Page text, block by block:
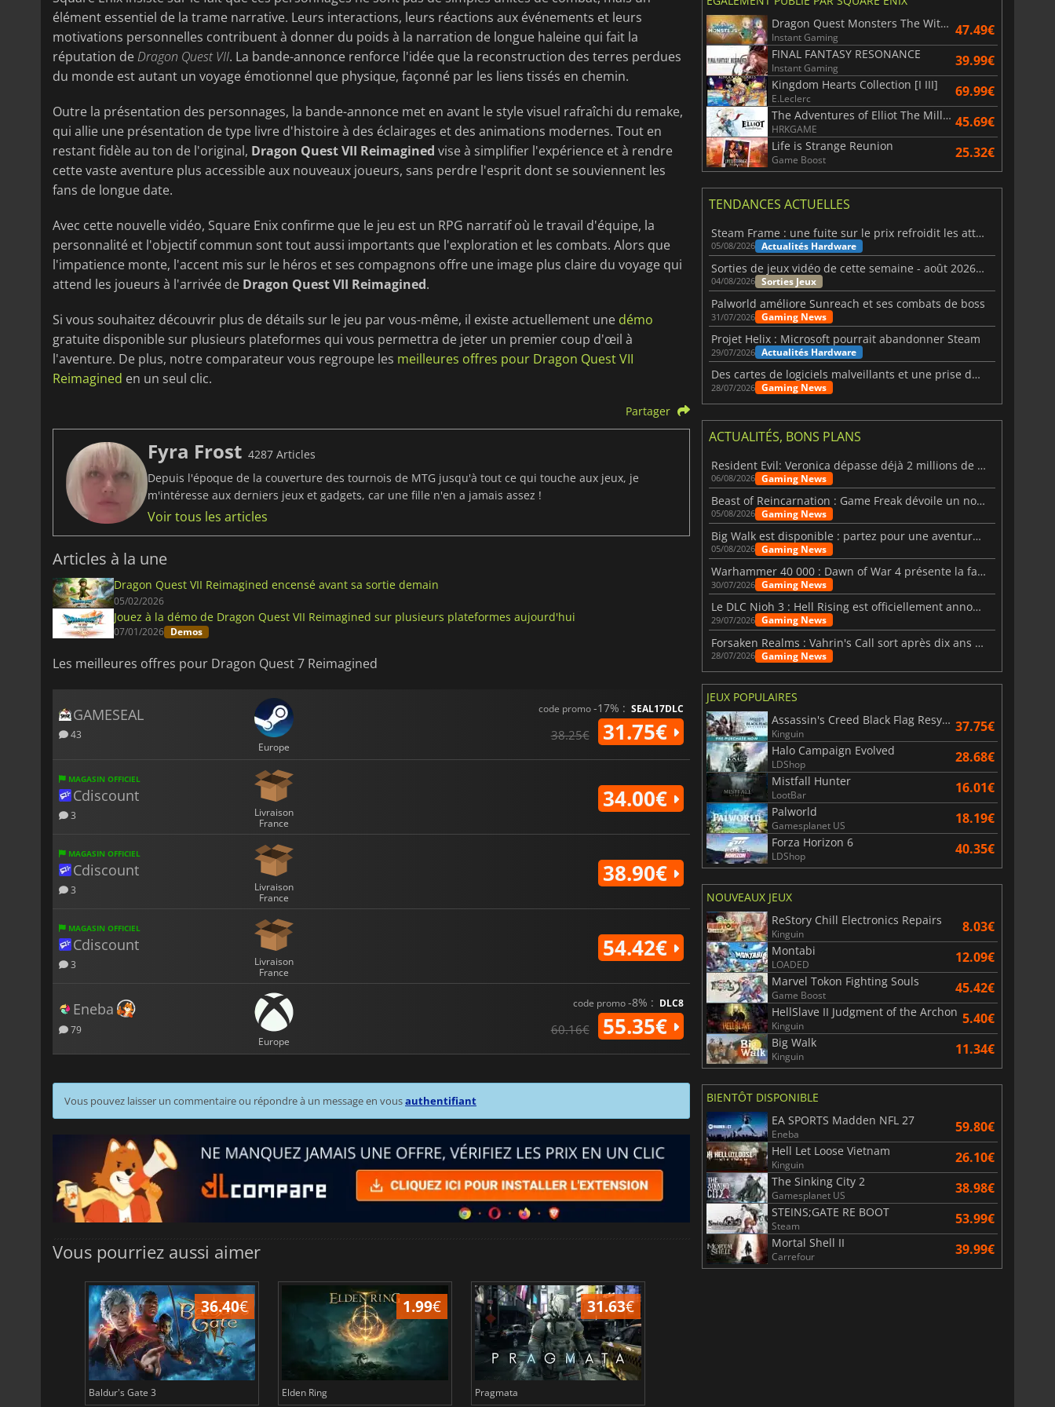
élément essentiel de la trame narrative. Leurs interactions, leurs réactions aux événements et leurs
motivations personnelles contribuent à donner du poids à la narration de longue haleine qui fait la
réputation deDragon Quest VII. La bande-annonce renforce l'idée que la reconstruction des terres perdues
du monde est autant un voyage émotionnel que physique, façonné par les liens tissés en chemin.
Outre la présentation des personnages, la bande-annonce met en avant le style visuel rafraîchi du remake,
qui allie une présentation de type livre d'histoire à des éclairages et des animations modernes. Tout en
restant fidèle au ton de l'original, Dragon Quest VII Reimagined vise à simplifier l'expérience et à rendre
cette vaste aventure plus accessible aux nouveaux joueurs, sans perdre l'esprit dont se souviennent les
fans de longue date.
Avec cette nouvelle vidéo, Square Enix confirme que le jeu est un RPG narratif où le travail d'équipe, la
personnalité et l'objectif commun sont tout aussi importants que l'exploration et les combats. Alors que
l'impatience monte, l'accent mis sur le héros et ses compagnons offre une image plus claire du voyage qui
attend les joueurs à l'arrivée de Dragon Quest VII Reimagined.
Si vous souhaitez découvrir plus de détails sur le jeu par vous-même, il existe actuellement une démo
gratuite disponible sur plusieurs plateformes qui vous permettra de jeter un premier coup d'œil à
l'aventure. De plus, notre comparateur vous regroupe les meilleures offres pour Dragon Quest VII
Reimagined en un seul clic.
Partager
Fyra Frost 4287 Articles
Depuis l'époque de la couverture des tournois de MTG jusqu'à tout ce qui touche aux jeux, je
m'intéresse aux derniers jeux et gadgets, car une fille n'en a jamais assez !
Voir tous les articles
Articles à la une
Dragon Quest VII Reimagined encensé avant sa sortie demain
05/02/2026
Jouez à la démo de Dragon Quest VII Reimagined sur plusieurs plateformes aujourd'hui
07/01/2026 Demos
Les meilleures offres pour Dragon Quest 7 Reimagined
GAMESEAL
43
Europe
code promo-17% : SEAL17DLC
38.25€ 31.75€
MAGASIN OFFICIEL
Cdiscount
3
Livraison
France
34.00€
MAGASIN OFFICIEL
Cdiscount
3
Livraison
France
38.90€
MAGASIN OFFICIEL
Cdiscount
3
Livraison
France
54.42€
Eneba
79
Europe
code promo-8% : DLC8
60.16€ 55.35€
Vous pouvez laisser un commentaire ou répondre à un message en vousauthentifiant
Vous pourriez aussi aimer
36.40€
Baldur's Gate 3
1.99€
Elden Ring
31.63€
Pragmata
Dragon Quest Monsters The Withered World
Instant Gaming 47.49€
FINAL FANTASY RESONANCE
Instant Gaming 39.99€
Kingdom Hearts Collection [I III]
E.Leclerc 69.99€
The Adventures of Elliot The Millennium Tales
HRKGAME 45.69€
Life is Strange Reunion
Game Boost 25.32€
TENDANCES ACTUELLES
Steam Frame : une fuite sur le prix refroidit les attentes VR
05/08/2026 Actualités Hardware
Sorties de jeux vidéo de cette semaine - août 2026 (semaine 32)
04/08/2026 Sorties Jeux
Palworld améliore Sunreach et ses combats de boss
31/07/2026 Gaming News
Projet Helix : Microsoft pourrait abandonner Steam
29/07/2026 Actualités Hardware
Des cartes de logiciels malveillants et une prise de contrôle de Discord ont touché Meccha Chameleon
28/07/2026 Gaming News
ACTUALITÉS, BONS PLANS
Resident Evil: Veronica dépasse déjà 2 millions de wishlists
06/08/2026 Gaming News
Beast of Reincarnation : Game Freak dévoile un nouveau pari
05/08/2026 Gaming News
Big Walk est disponible : partez pour une aventure entre amis
05/08/2026 Gaming News
Warhammer 40 000 : Dawn of War 4 présente la faction des Nécrons
30/07/2026 Gaming News
Le DLC Nioh 3 : Hell Rising est officiellement annoncé
29/07/2026 Gaming News
Forsaken Realms : Vahrin's Call sort après dix ans de développement
28/07/2026 Gaming News
JEUX POPULAIRES
Assassin's Creed Black Flag Resynced
Kinguin 37.75€
Halo Campaign Evolved
LDShop 28.68€
Mistfall Hunter
LootBar 16.01€
Palworld
Gamesplanet US 18.19€
Forza Horizon 6
LDShop 40.35€
NOUVEAUX JEUX
ReStory Chill Electronics Repairs
Kinguin 8.03€
Montabi
LOADED 12.09€
Marvel Tokon Fighting Souls
Game Boost 45.42€
HellSlave II Judgment of the Archon
Kinguin 5.40€
Big Walk
Kinguin 11.34€
BIENTÔT DISPONIBLE
EA SPORTS Madden NFL 27
Eneba 59.80€
Hell Let Loose Vietnam
Kinguin 26.10€
The Sinking City 2
Gamesplanet US 38.98€
STEINS;GATE RE BOOT
Steam 53.99€
Mortal Shell II
Carrefour 39.99€